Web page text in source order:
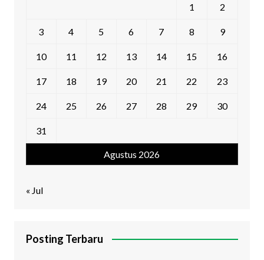
Agustus 2026
1 2
3 4 5 6 7 8 9
10 11 12 13 14 15 16
17 18 19 20 21 22 23
24 25 26 27 28 29 30
31
« Jul
Posting Terbaru